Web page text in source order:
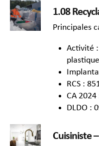
1.08
Principales
Activité
RCS :
CA
DLDO :
Cuisiniste